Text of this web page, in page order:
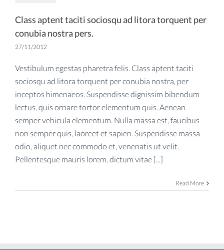
Class aptent taciti sociosqu ad litora torquent per
conubia nostra pers.
27/11/2012
Vestibulum egestas pharetra felis. Class aptent taciti
sociosqu ad litora torquent per conubia nostra, per
inceptos himenaeos. Suspendisse dignissim bibendum
lectus, quis ornare tortor elementum quis. Aenean
semper vehicula elementum. Nulla massa est, faucibus
non semper quis, laoreet et sapien. Suspendisse massa
odio, aliquet nec commodo et, venenatis ut velit.
Pellentesque mauris lorem, dictum vitae [...]
Read More